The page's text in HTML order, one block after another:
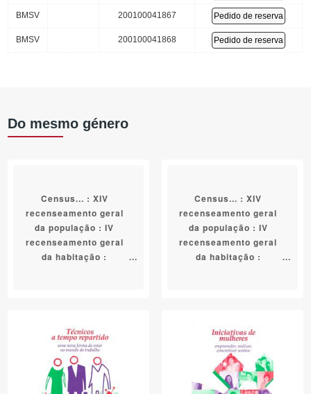
BMSV 200100041867 Pedido de reserva
BMSV 200100041868 Pedido de reserva
Do mesmo género
Census... : XIV
recenseamento geral
da população : IV
recenseamento geral
da habitação :
Estatística
Census... : XIV
recenseamento geral
da população : IV
recenseamento geral
da habitação :